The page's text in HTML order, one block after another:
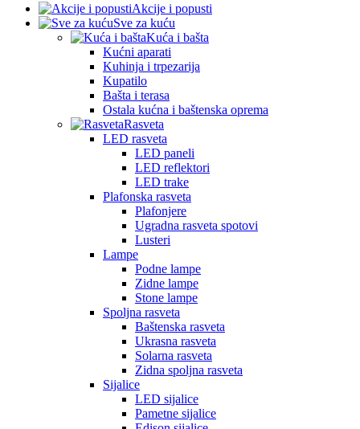
Akcije i popusti
Sve za kuću
Kuća i bašta
Kućni aparati
Kuhinja i trpezarija
Kupatilo
Bašta i terasa
Ostala kućna i baštenska oprema
Rasveta
LED rasveta
LED paneli
LED reflektori
LED trake
Plafonska rasveta
Plafonjere
Ugradna rasveta spotovi
Lusteri
Lampe
Podne lampe
Zidne lampe
Stone lampe
Spoljna rasveta
Baštenska rasveta
Ukrasna rasveta
Solarna rasveta
Zidna spoljna rasveta
Sijalice
LED sijalice
Pametne sijalice